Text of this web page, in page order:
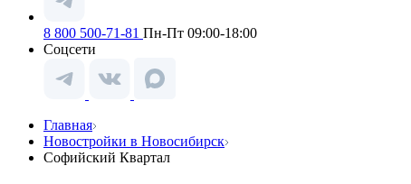
8 800 500-71-81 Пн-Пт 09:00-18:00
Соцсети
Главная
Новостройки в Новосибирск
Софийский Квартал